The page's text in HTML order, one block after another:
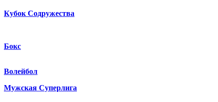
Кубок Содружества
Бокс
Волейбол
Мужская Суперлига